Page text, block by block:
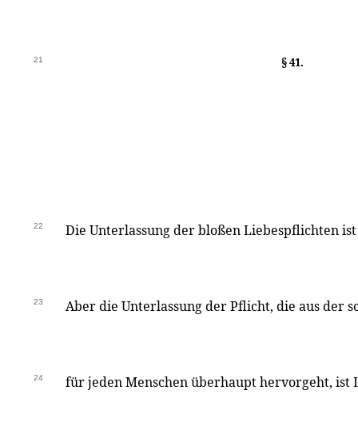
21 § 41.
22 Die Unterlassung der bloßen Liebespflichten
23 Aber die Unterlassung der Pflicht, die aus der
24 für jeden Menschen überhaupt hervorgeht, ist